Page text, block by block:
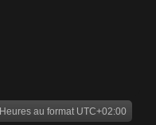
Heures au format UTC+02:00